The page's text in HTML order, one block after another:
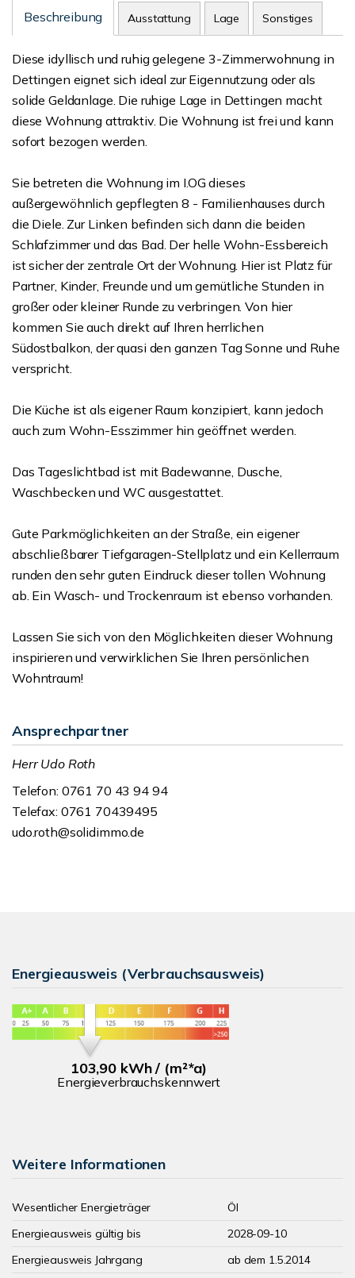
Beschreibung Ausstattung Lage Sonstiges
Diese idyllisch und ruhig gelegene 3-Zimmerwohnung in
Dettingen eignet sich ideal zur Eigennutzung oder als
solide Geldanlage. Die ruhige Lage in Dettingen macht
diese Wohnung attraktiv. Die Wohnung ist frei und kann
sofort bezogen werden.
Sie betreten die Wohnung im I.OG dieses
außergewöhnlich gepflegten 8 - Familienhauses durch
die Diele. Zur Linken befinden sich dann die beiden
Schlafzimmer und das Bad. Der helle Wohn-Essbereich
ist sicher der zentrale Ort der Wohnung. Hier ist Platz für
Partner, Kinder, Freunde und um gemütliche Stunden in
großer oder kleiner Runde zu verbringen. Von hier
kommen Sie auch direkt auf Ihren herrlichen
Südostbalkon, der quasi den ganzen Tag Sonne und Ruhe
verspricht.
Die Küche ist als eigener Raum konzipiert, kann jedoch
auch zum Wohn-Esszimmer hin geöffnet werden.
Das Tageslichtbad ist mit Badewanne, Dusche,
Waschbecken und WC ausgestattet.
Gute Parkmöglichkeiten an der Straße, ein eigener
abschließbarer Tiefgaragen-Stellplatz und ein Kellerraum
runden den sehr guten Eindruck dieser tollen Wohnung
ab. Ein Wasch- und Trockenraum ist ebenso vorhanden.
Lassen Sie sich von den Möglichkeiten dieser Wohnung
inspirieren und verwirklichen Sie Ihren persönlichen
Wohntraum!
Ansprechpartner
Herr Udo Roth
Telefon: 0761 70 43 94 94
Telefax: 0761 70439495
udo.roth@solidimmo.de
Energieausweis (Verbrauchsausweis)
103,90 kWh / (m²*a)
Energieverbrauchskennwert
Weitere Informationen
Wesentlicher Energieträger
Öl
Energieausweis gültig bis
2028-09-10
Energieausweis Jahrgang
ab dem 1.5.2014